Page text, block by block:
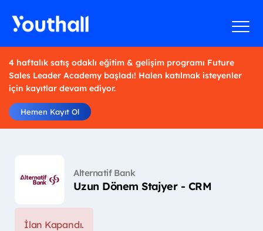
4 haftalık satış odaklı eğitim & gelişim programı Future
Sales Leader Academy başladı! Halen katılmak isteyenler
için kayıtlar devam ediyor.
Hemen Kayıt Ol
Alternatif Bank
Uzun Dönem Stajyer - CRM
İlan Kapandı.